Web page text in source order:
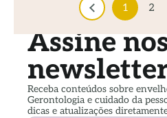
1 2
Assine
Receba conteúdos sobre
Gerontologia e cuidado da
dicas e atualizações